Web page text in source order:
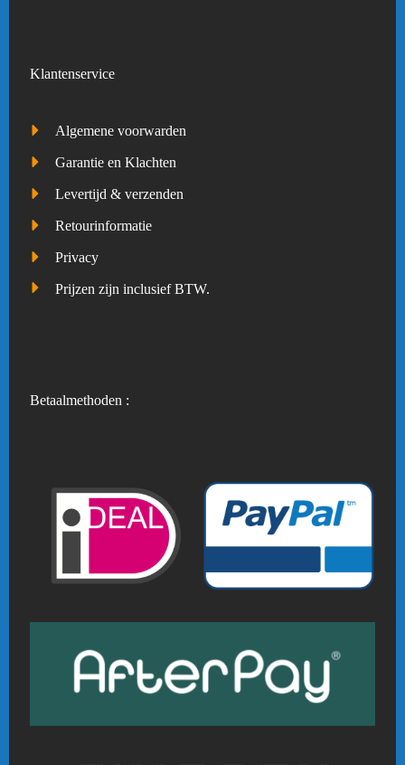
Klantenservice
Algemene voorwarden
Garantie en Klachten
Levertijd & verzenden
Retourinformatie
Privacy
Prijzen zijn inclusief BTW.
Betaalmethoden :